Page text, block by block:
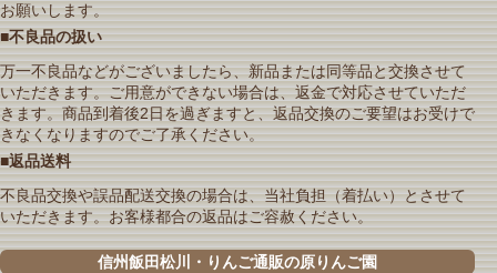
お願いします。
■不良品の扱い
万一不良品などがございましたら、新品または同等品と交換させて
いただきます。ご用意ができない場合は、返金で対応させていただ
きます。商品到着後2日を過ぎますと、返品交換のご要望はお受けで
きなくなりますのでご了承ください。
■返品送料
不良品交換や誤品配送交換の場合は、当社負担（着払い）とさせて
いただきます。お客様都合の返品はご容赦ください。
信州飯田松川・りんご通販の原りんご園